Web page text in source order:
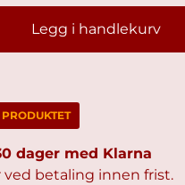
Legg i handlekurv
dager med Klarna
betaling innen frist.